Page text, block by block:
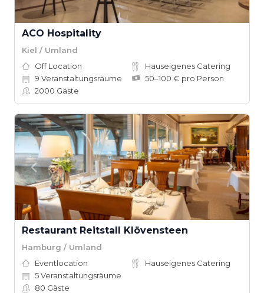
ACO Hospitality
Kiel / Umland
Off Location
Hauseigenes Catering
9 Veranstaltungsräume
50–100 € pro Person
2000 Gäste
Restaurant Reitstall Klövensteen
Hamburg / Umland
Eventlocation
Hauseigenes Catering
5Veranstaltungsräume
80 Gäste